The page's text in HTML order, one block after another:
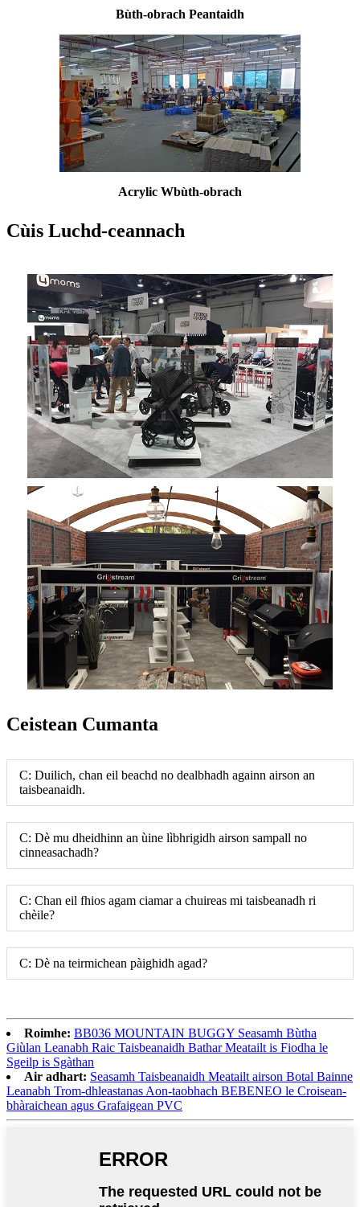
Bùth-obrach Peantaidh
Acrylic Wbùth-obrach
Cùis Luchd-ceannach
Ceistean Cumanta
C: Duilich, chan eil beachd no dealbhadh againn airson an
taisbeanaidh.
C: Dè mu dheidhinn an ùine lìbhrigidh airson sampall no
cinneasachadh?
C: Chan eil fhios agam ciamar a chuireas mi taisbeanadh ri
chèile?
C: Dè na teirmichean pàighidh agad?
Roimhe: BB036 MOUNTAIN BUGGY Seasamh Bùtha
Giùlan Leanabh Raic Taisbeanaidh Bathar Meatailt is Fiodha le
Sgeilp is Sgàthan
Air adhart: Seasamh Taisbeanaidh Meatailt airson Botal Bainne
Leanabh Trom-dhleastanas Aon-taobhach BEBENEO le Croisean-
bhàraichean agus Grafaigean PVC